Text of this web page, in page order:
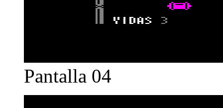
Pantalla 04